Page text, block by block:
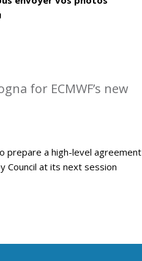
for ECMWF’s new
prepare a high-level agreement
Council at its next session